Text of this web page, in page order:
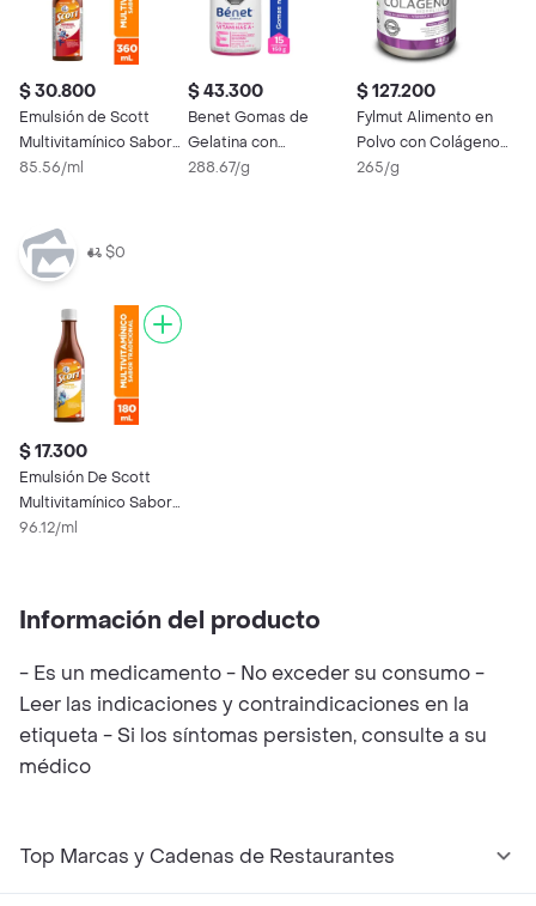
$ 30.800
Emulsión de Scott
Multivitamínico Sabor
a Cereza
85.56/ml
$ 43.300
Benet Gomas de
Gelatina con
Colageno + Selenio +
288.67/g
$ 127.200
Fylmut Alimento en
Polvo con Colágeno
Hidrolizado Sabor
265/g
$0
$ 17.300
Emulsión De Scott
Multivitamínico Sabor
Tradicional
96.12/ml
Información del producto
- Es un medicamento - No exceder su consumo -
Leer las indicaciones y contraindicaciones en la
etiqueta - Si los síntomas persisten, consulte a su
médico
Top Marcas y Cadenas de Restaurantes